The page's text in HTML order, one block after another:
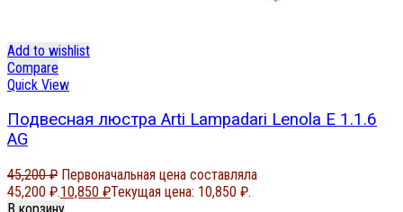
Add to wishlist
Compare
Quick View
Подвесная люстра Arti Lampadari Lenola E 1.1.6
AG
45,200₽ Первоначальная цена составляла
45,200 ₽.10,850 ₽Текущая цена: 10,850 ₽.